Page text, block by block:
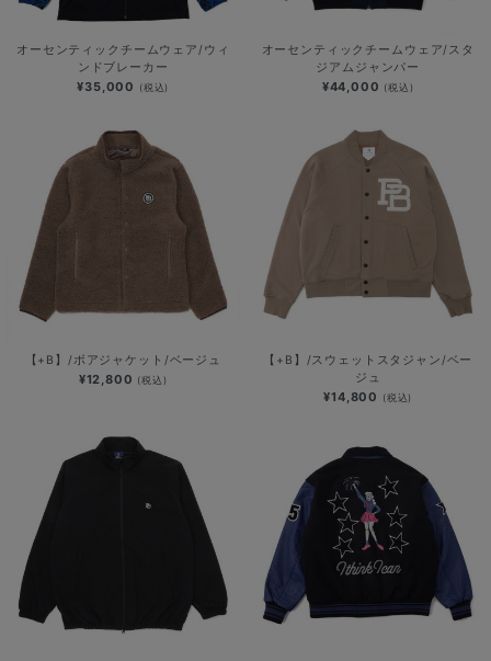
オーセンティックチームウェア/ウィ
ンドブレーカー
¥35,000 (税込)
オーセンティックチームウェア/スタ
ジアムジャンパー
¥44,000 (税込)
【+B】/ボアジャケット/ベージュ
¥12,800 (税込)
【+B】/スウェットスタジャン/ベー
ジュ
¥14,800 (税込)